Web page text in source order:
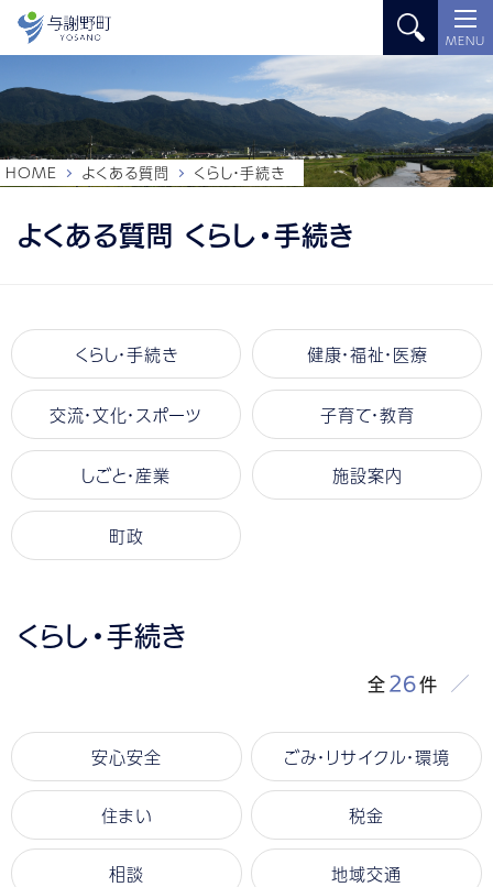
MENU
よくある質問 くらし・手続き
HOME よくある質問 くらし・手続き
くらし・手続き 健康・福祉・医療
交流・文化・スポーツ 子育て・教育
しごと・産業 施設案内
町政
くらし・手続き
全 26件
安心安全 ごみ・リサイクル・環境
住まい 税金
相談 地域交通